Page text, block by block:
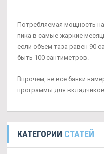
Потребляемая мощность
пика в самые жаркие
если объем таза равен 90
быть 100 сантиметров.
Впрочем, не все банки
программы для
КАТЕГОРИИ СТАТЕЙ